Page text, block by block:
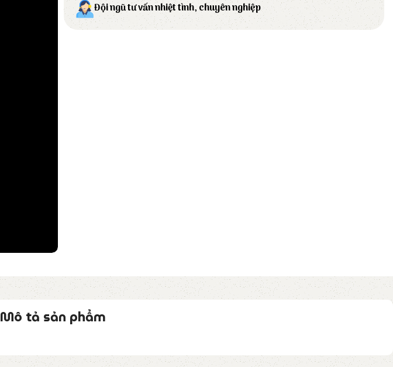
Đội ngũ tư vấn nhiệt tình, chuyên nghiệp
Mô tả sản phẩm